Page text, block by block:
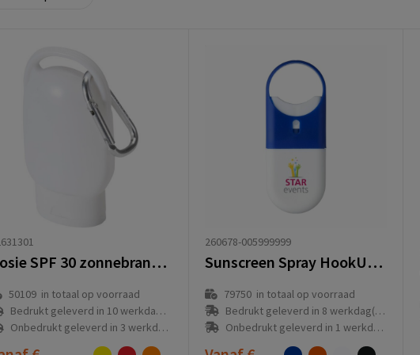
Rosie SPF 30 zonnebrandcrème met karabijnhaak
50109in totaal op voorraad
Bedrukt geleverd in 10 werkdag(en)
Onbedrukt geleverd in 3 werkdag(en)
260678-005999999
Sunscreen Spray HookUp factor 30
79750in totaal op voorraad
Bedrukt geleverd in 8 werkdag(en)
Onbedrukt geleverd in 1 werkdag(en)